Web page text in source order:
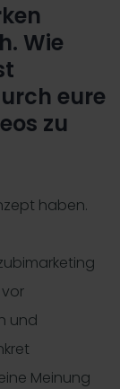
Wie
eure
zu
haben.
und
Meinung